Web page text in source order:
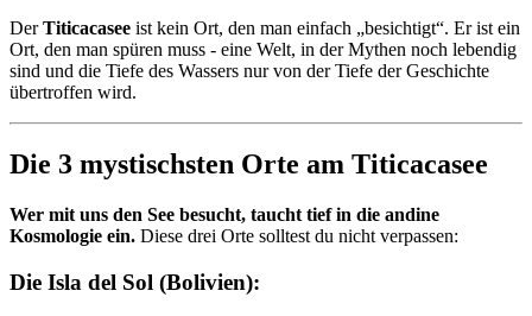
DerTiticacasee ist kein Ort, den man einfach „besichtigt“. Er ist ein
Ort, den man spüren muss - eine Welt, in der Mythen noch lebendig
sind und die Tiefe des Wassers nur von der Tiefe der Geschichte
übertroffen wird.
Die 3 mystischsten Orte am Titicacasee
Wer mit uns den See besucht, taucht tief in die andine
Kosmologie ein. Diese drei Orte solltest du nicht verpassen:
Die Isla del Sol (Bolivien):